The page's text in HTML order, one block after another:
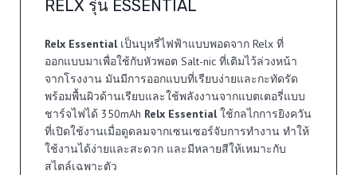
RELX รุ่น ESSENTIAL
Relx Essentialเป็นบุหรี่ไฟฟ้าแบบพอดจาก Relx ที่
ออกแบบมาเพื่อใช้กับหัวพอต Salt-nic ที่เติมไว้ล่วงหน้า
จากโรงงาน มันมีการออกแบบที่เรียบง่ายและกะทัดรัด
พร้อมพื้นผิวด้านเรียบและใช้พลังงานจากแบตเตอรี่แบบ
ชาร์จไฟได้ 350mAh Relx Essentialใช้กลไกการยิงควัน
ที่เปิดใช้งานเมื่อดูดลมจากเซนเซอร์จับการทำงาน ทำให้
ใช้งานได้ง่ายและสะดวก และมีหลายสีให้เหมาะกับ
สไตล์เฉพาะตัว